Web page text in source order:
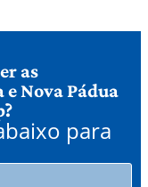
as
Nova Pádua
para